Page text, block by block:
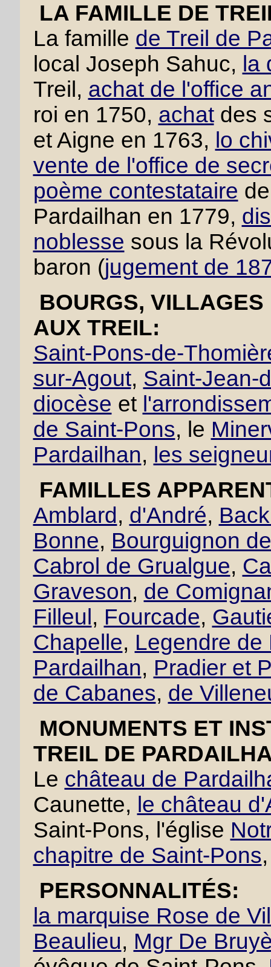
LA FAMILLE DE
La famille de Treil de
local Joseph Sahuc, la
Treil, achat de l'office
roi en 1750, achatdes
et Aigne en 1763, lo
vente de l'office de
poème contestataire
Pardailhan en 1779,
noblesse sous la
baron (jugement de
BOURGS,
AUX TREIL:
Saint-Pons-de-
sur-Agout, Saint-Jean-
diocèse et
de Saint-Pons, le
Pardailhan, les
FAMILLES
Amblard , d'André,
Bonne, Bourguignon
Cabrol de Grualgue,
Graveson, de
Filleul , Fourcade,
Chapelle, Legendre de
Pardailhan, Pradier et
de Cabanes, de
MONUMENTS ET
TREIL DE
Le château de
Caunette, le château
Saint-Pons, l'église
chapitre de Saint-Pons
PERSONNALITÉS:
la marquise Rose de
Beaulieu, Mgr De